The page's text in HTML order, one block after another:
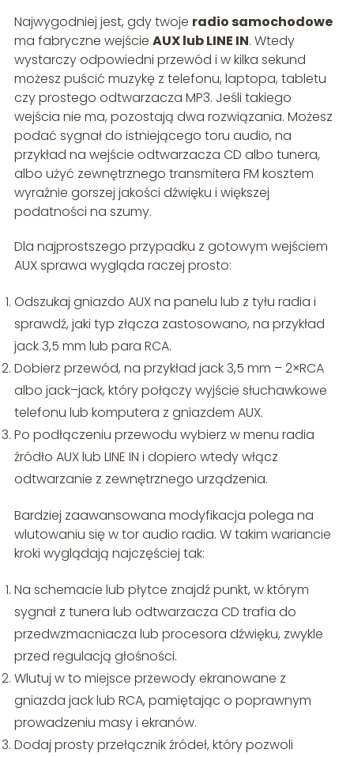
Najwygodniej jest, gdy twoje radio samochodowe
ma fabryczne wejście AUX lub LINE IN. Wtedy
wystarczy odpowiedni przewód i w kilka sekund
możesz puścić muzykę z telefonu, laptopa, tabletu
czy prostego odtwarzacza MP3. Jeśli takiego
wejścia nie ma, pozostają dwa rozwiązania. Możesz
podać sygnał do istniejącego toru audio, na
przykład na wejście odtwarzacza CD albo tunera,
albo użyć zewnętrznego transmitera FM kosztem
wyraźnie gorszej jakości dźwięku i większej
podatności na szumy.
Dla najprostszego przypadku z gotowym wejściem
AUX sprawa wygląda raczej prosto:
Odszukaj gniazdo AUX na panelu lub z tyłu radia i
sprawdź, jaki typ złącza zastosowano, na przykład
jack 3,5 mm lub para RCA.
Dobierz przewód, na przykład jack 3,5 mm – 2×RCA
albo jack–jack, który połączy wyjście słuchawkowe
telefonu lub komputera z gniazdem AUX.
Po podłączeniu przewodu wybierz w menu radia
źródło AUX lub LINE IN i dopiero wtedy włącz
odtwarzanie z zewnętrznego urządzenia.
Bardziej zaawansowana modyfikacja polega na
wlutowaniu się w tor audio radia. W takim wariancie
kroki wyglądają najczęściej tak:
Na schemacie lub płytce znajdź punkt, w którym
sygnał z tunera lub odtwarzacza CD trafia do
przedwzmacniacza lub procesora dźwięku, zwykle
przed regulacją głośności.
Wlutuj w to miejsce przewody ekranowane z
gniazda jack lub RCA, pamiętając o poprawnym
prowadzeniu masy i ekranów.
Dodaj prosty przełącznik źródeł, który pozwoli